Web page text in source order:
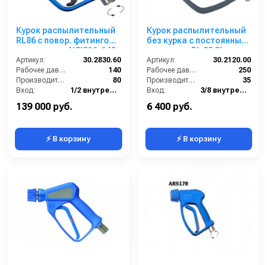
Курок распылительный
RL86 с повор. фитингом,
нерж. сталь AISI316, 140
бар; вход 1/2г, выход
1/2г
Артикул:
30.2830.60
Рабочее давление (бар):
140
Производительность (л/мин):
80
Вход:
1/2 внутренняя резьба вращающаяся
139 000 руб.
⚡ В корзину
Курок распылительный
без курка с постоянным
дренажем RL 35 SL , вход
3/8г. поворот.; выход
1/4г.
Артикул:
30.2120.00
Рабочее давление (бар):
250
Производительность (л/мин):
35
Вход:
3/8 внутренняя резьба вращающаяся
6 400 руб.
⚡ В корзину